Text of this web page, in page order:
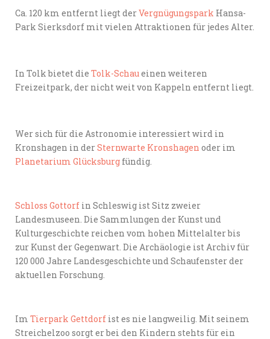
Ca. 120 km entfernt liegt derVergnügungspark Hansa-
Park Sierksdorf mit vielen Attraktionen für jedes Alter.
In Tolk bietet die Tolk-Schaueinen weiteren
Freizeitpark, der nicht weit von Kappeln entfernt liegt.
Wer sich für die Astronomie interessiert wird in
Kronshagen in derSternwarte Kronshagen oder im
Planetarium Glücksburg fündig.
Schloss Gottorf in Schleswig ist Sitz zweier
Landesmuseen. Die Sammlungen der Kunst und
Kulturgeschichte reichen vom hohen Mittelalter bis
zur Kunst der Gegenwart. Die Archäologie ist Archiv für
120 000 Jahre Landesgeschichte und Schaufenster der
aktuellen Forschung.
Im Tierpark Gettdorf ist es nie langweilig. Mit seinem
Streichelzoo sorgt er bei den Kindern stehts für ein